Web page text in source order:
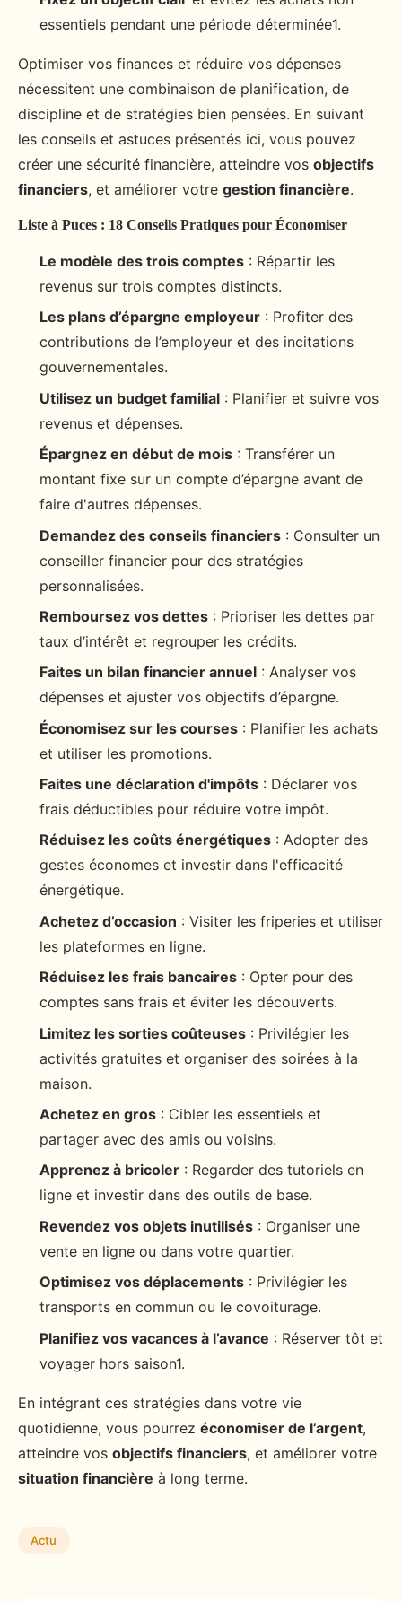
essentiels pendant une période déterminée1.
Optimiser vos finances et réduire vos dépenses
nécessitent une combinaison de planification, de
discipline et de stratégies bien pensées. En suivant
les conseils et astuces présentés ici, vous pouvez
créer une sécurité financière, atteindre vos objectifs
financiers, et améliorer votre gestion financière.
Liste à Puces : 18 Conseils Pratiques pour Économiser
Le modèle des trois comptes : Répartir les
revenus sur trois comptes distincts.
Les plans d’épargne employeur : Profiter des
contributions de l’employeur et des incitations
gouvernementales.
Utilisez un budget familial : Planifier et suivre vos
revenus et dépenses.
Épargnez en début de mois : Transférer un
montant fixe sur un compte d’épargne avant de
faire d'autres dépenses.
Demandez des conseils financiers : Consulter un
conseiller financier pour des stratégies
personnalisées.
Remboursez vos dettes : Prioriser les dettes par
taux d’intérêt et regrouper les crédits.
Faites un bilan financier annuel : Analyser vos
dépenses et ajuster vos objectifs d’épargne.
Économisez sur les courses : Planifier les achats
et utiliser les promotions.
Faites une déclaration d'impôts : Déclarer vos
frais déductibles pour réduire votre impôt.
Réduisez les coûts énergétiques : Adopter des
gestes économes et investir dans l'efficacité
énergétique.
Achetez d’occasion : Visiter les friperies et utiliser
les plateformes en ligne.
Réduisez les frais bancaires : Opter pour des
comptes sans frais et éviter les découverts.
Limitez les sorties coûteuses : Privilégier les
activités gratuites et organiser des soirées à la
maison.
Achetez en gros : Cibler les essentiels et
partager avec des amis ou voisins.
Apprenez à bricoler : Regarder des tutoriels en
ligne et investir dans des outils de base.
Revendez vos objets inutilisés : Organiser une
vente en ligne ou dans votre quartier.
Optimisez vos déplacements : Privilégier les
transports en commun ou le covoiturage.
Planifiez vos vacances à l’avance : Réserver tôt et
voyager hors saison1.
En intégrant ces stratégies dans votre vie
quotidienne, vous pourrez économiser de l’argent,
atteindre vos objectifs financiers, et améliorer votre
situation financière à long terme.
Actu